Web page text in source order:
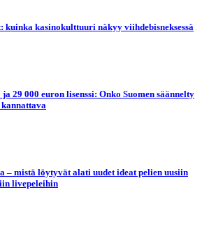
kuinka kasinokulttuuri näkyy viihdebisneksessä
29 000 euron lisenssi: Onko Suomen säännelty
– mistä löytyvät alati uudet ideat pelien uusiin
livepeleihin